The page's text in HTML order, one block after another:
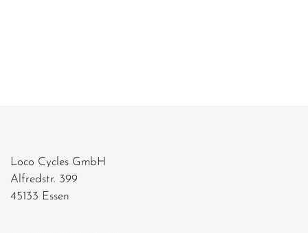
Loco Cycles GmbH
Alfredstr. 399
45133 Essen